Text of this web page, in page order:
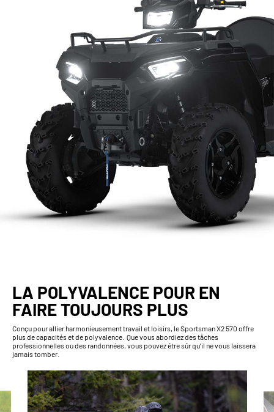
LA POLYVALENCE POUR EN
FAIRE TOUJOURS PLUS
Conçu pour allier harmonieusement travail et loisirs, le Sportsman X2 570 offre
plus de capacités et de polyvalence. Que vous abordiez des tâches
professionnelles ou des randonnées, vous pouvez être sûr qu’il ne vous laissera
jamais tomber.